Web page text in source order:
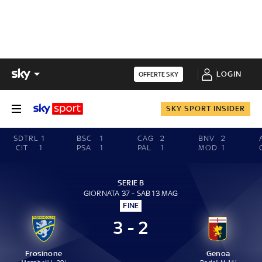
OFFERTE SKY LOGIN
SKY SPORT INSIDER
SDTRL
1
CIT
1
BSC
1
PSA
1
CAG
2
PAL
1
BNV
2
MOD 1
SERIE B
GIORNATA 37 - SAB 13 MAG
FINE
Frosinone
3 - 2
Genoa